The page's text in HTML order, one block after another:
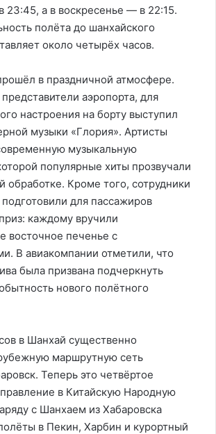
23:45, а в воскресенье — в 22:15.
полёта до шанхайского
около четырёх часов.
в праздничной атмосфере.
аэропорта, для
настроения на борту выступил
музыки «Глория». Артисты
музыкальную
популярные хиты прозвучали
обработке. Кроме того, сотрудники
для пассажиров
каждому вручили
восточное печенье с
В авиакомпании отметили, что
была призвана подчеркнуть
нового полётного
в Шанхай существенно
маршрутную сеть
Теперь это четвёртое
в Китайскую Народную
с Шанхаем из Хабаровска
в Пекин, Харбин и курортный